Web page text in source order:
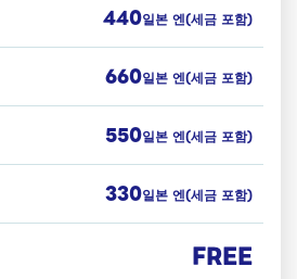
440일본 엔(세금 포함)
660일본 엔(세금 포함)
550일본 엔(세금 포함)
330일본 엔(세금 포함)
FREE